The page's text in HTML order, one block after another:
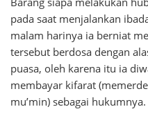
pada saat menjalankan
malam harinya ia berniat
tersebut berdosa dengan
puasa, oleh karena itu ia
membayar kifarat
mu’min) sebagai hukumnya.